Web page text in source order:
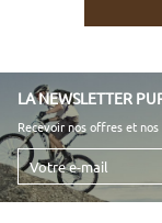
LA NEWSLETTER
Recevoir nos offres et nos
Votre
e-
mail